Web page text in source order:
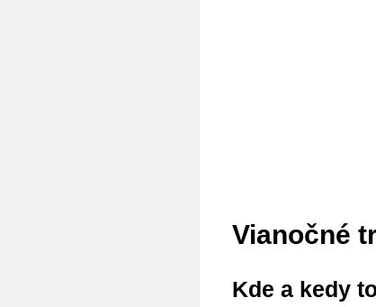
Vianočné
Kde a kedy